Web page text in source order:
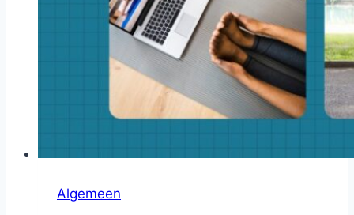
Algemeen